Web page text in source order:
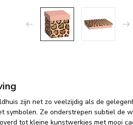
zijn net zo veelzijdig als de
symbolen. Ze onderstrepen subtiel de
tot kleine kunstwerkjes met mooi